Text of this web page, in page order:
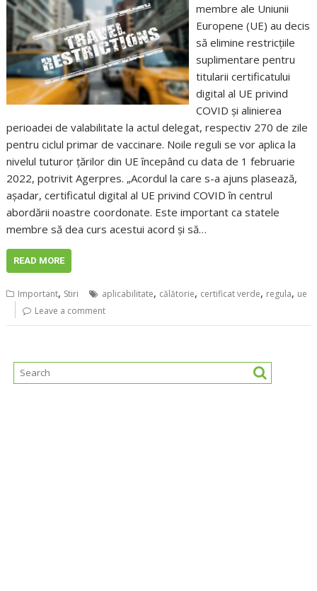
membre ale Uniunii
Europene (UE) au decis
să elimine restricţiile
suplimentare pentru
titularii certificatului
digital al UE privind
COVID şi alinierea
perioadei de valabilitate la actul delegat, respectiv 270 de zile
pentru ciclul primar de vaccinare. Noile reguli se vor aplica la
nivelul tuturor țărilor din UE începând cu data de 1 februarie
2022, potrivit Agerpres. „Acordul la care s-a ajuns plasează,
aşadar, certificatul digital al UE privind COVID în centrul
abordării noastre coordonate. Este important ca statele
membre să dea curs acestui acord şi să…
READ MORE
Important, Stiri aplicabilitate, călătorie, certificat verde, regula, ue
Leave a comment